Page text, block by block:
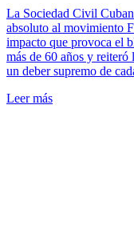
La Sociedad Civil
absoluto al movimiento
impacto que provoca el
más de 60 años y reiteró
un deber supremo de
Leer más